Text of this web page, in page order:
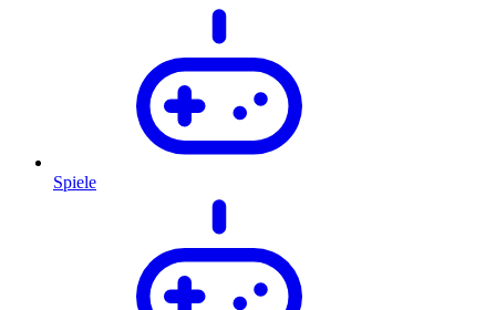
Spiele